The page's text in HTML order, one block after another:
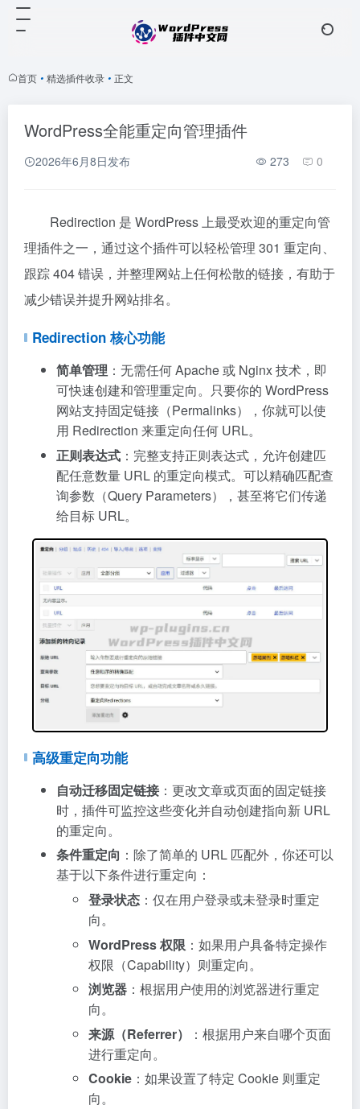
首页 • 精选插件收录 • 正文
WordPress全能重定向管理插件
2026年6月8日发布 273 0
Redirection 是 WordPress 上最受欢迎的重定向管
理插件之一，通过这个插件可以轻松管理 301 重定向、
跟踪 404 错误，并整理网站上任何松散的链接，有助于
减少错误并提升网站排名。
Redirection 核心功能
简单管理 ：无需任何 Apache 或 Nginx 技术，即
可快速创建和管理重定向。只要你的 WordPress
网站支持固定链接（Permalinks），你就可以使
用 Redirection 来重定向任何 URL。
正则表达式 ：完整支持正则表达式，允许创建匹
配任意数量 URL 的重定向模式。可以精确匹配查
询参数（Query Parameters），甚至将它们传递
给目标 URL。
高级重定向功能
自动迁移固定链接 ：更改文章或页面的固定链接
时，插件可监控这些变化并自动创建指向新 URL
的重定向。
条件重定向 ：除了简单的 URL 匹配外，你还可以
基于以下条件进行重定向：
登录状态 ：仅在用户登录或未登录时重定
向。
WordPress 权限 ：如果用户具备特定操作
权限（Capability）则重定向。
浏览器 ：根据用户使用的浏览器进行重定
向。
来源（Referrer）
：根据用户来自哪个页面
进行重定向。
Cookie ：如果设置了特定 Cookie 则重定
向。